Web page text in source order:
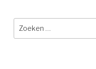
Zoeken
naar: